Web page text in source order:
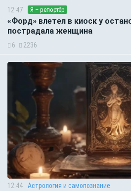
12:47 Я – репортёр
«Форд» влетел в киоск у
пострадала женщина
6 2236
12:44 Астрология и самопознание